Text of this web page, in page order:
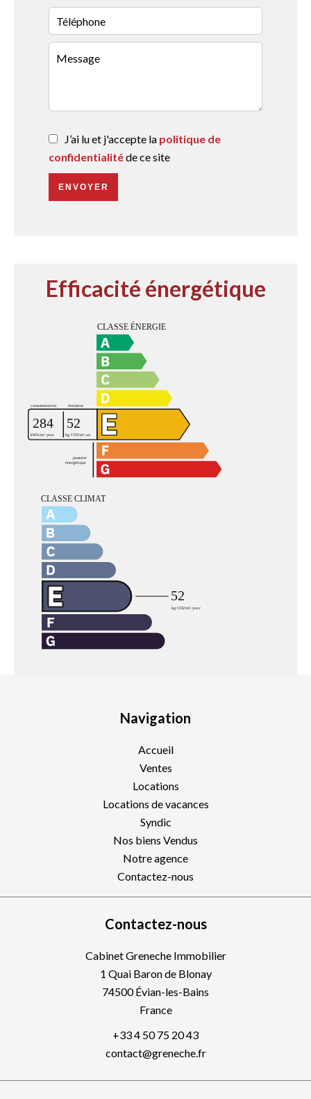
J’ai lu et j'accepte la politique de
confidentialitéde ce site
ENVOYER
Efficacité énergétique
Navigation
Accueil
Ventes
Locations
Locations de vacances
Syndic
Nos biens Vendus
Notre agence
Contactez-nous
Contactez-nous
Cabinet Greneche Immobilier
1 Quai Baron de Blonay
74500Évian-les-Bains
France
+33 4 50 75 20 43
contact@greneche.fr